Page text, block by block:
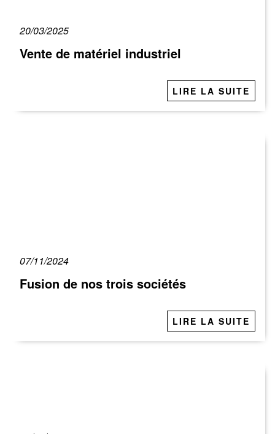
20/03/2025
Vente de matériel industriel
LIRE LA SUITE
07/11/2024
Fusion de nos trois sociétés
LIRE LA SUITE